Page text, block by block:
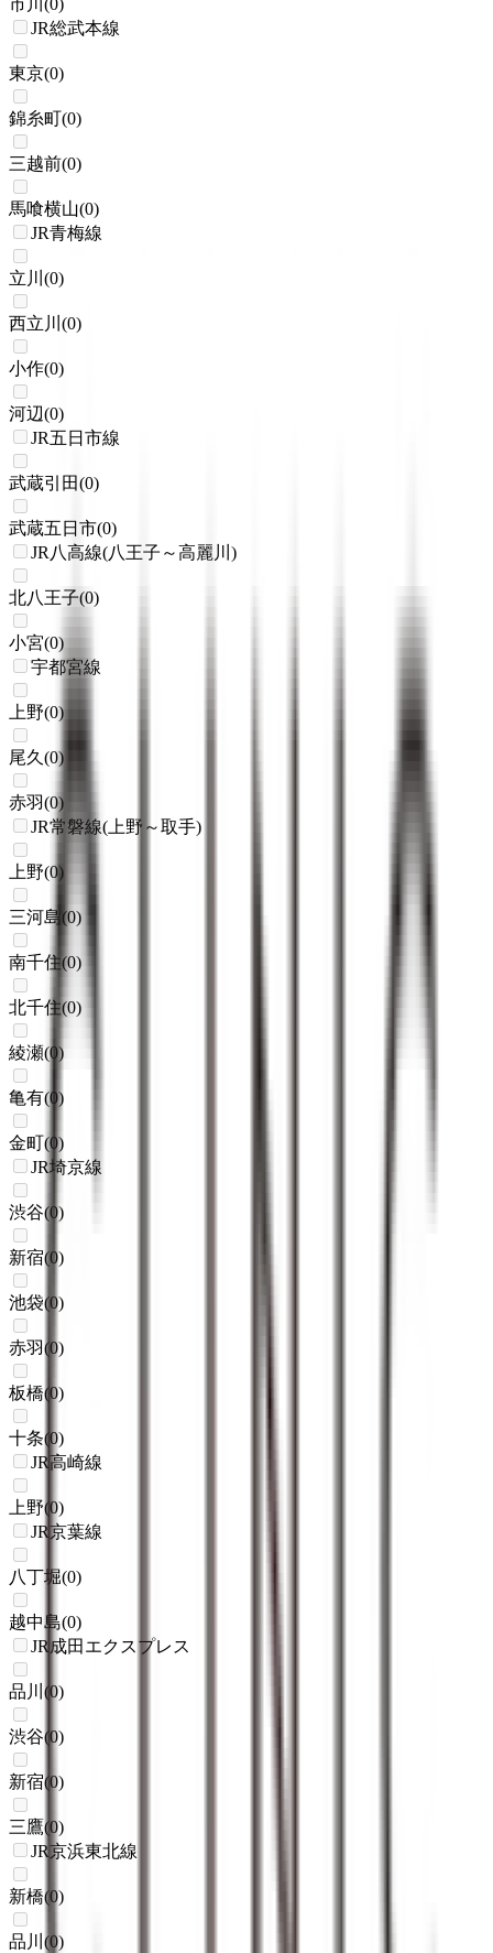
市川 (0)
JR総武本線
東京(0)
錦糸町(0)
三越前(0)
馬喰横山(0)
JR青梅線
立川 (0)
西立川 (0)
小作(0)
河辺(0)
JR五日市線
武蔵引田(0)
武蔵五日市(0)
JR八高線(八王子～高麗川)
北八王子(0)
小宮(0)
宇都宮線
上野(0)
尾久 (0)
赤羽(0)
JR常磐線(上野～取手)
上野(0)
三河島(0)
南千住(0)
北千住(0)
綾瀬(0)
亀有(0)
金町(0)
JR埼京線
渋谷(0)
新宿(0)
池袋(0)
赤羽(0)
板橋(0)
十条(0)
JR高崎線
上野(0)
JR京葉線
八丁堀(0)
越中島(0)
JR成田エクスプレス
品川 (0)
渋谷(0)
新宿(0)
三鷹(0)
JR京浜東北線
新橋(0)
品川 (0)